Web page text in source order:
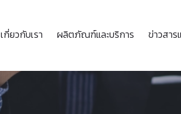
เกี่ยวกับเรา ผลิตภัณฑ์และบริการ ข่าวสาร